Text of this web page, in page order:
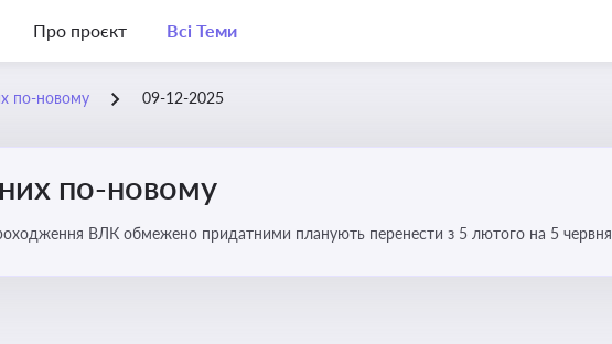
Про проєкт Всі Теми
по-новому 09-12-2025
по-новому
ВЛК обмежено придатними планують перенести з 5 лютого на 5 червня